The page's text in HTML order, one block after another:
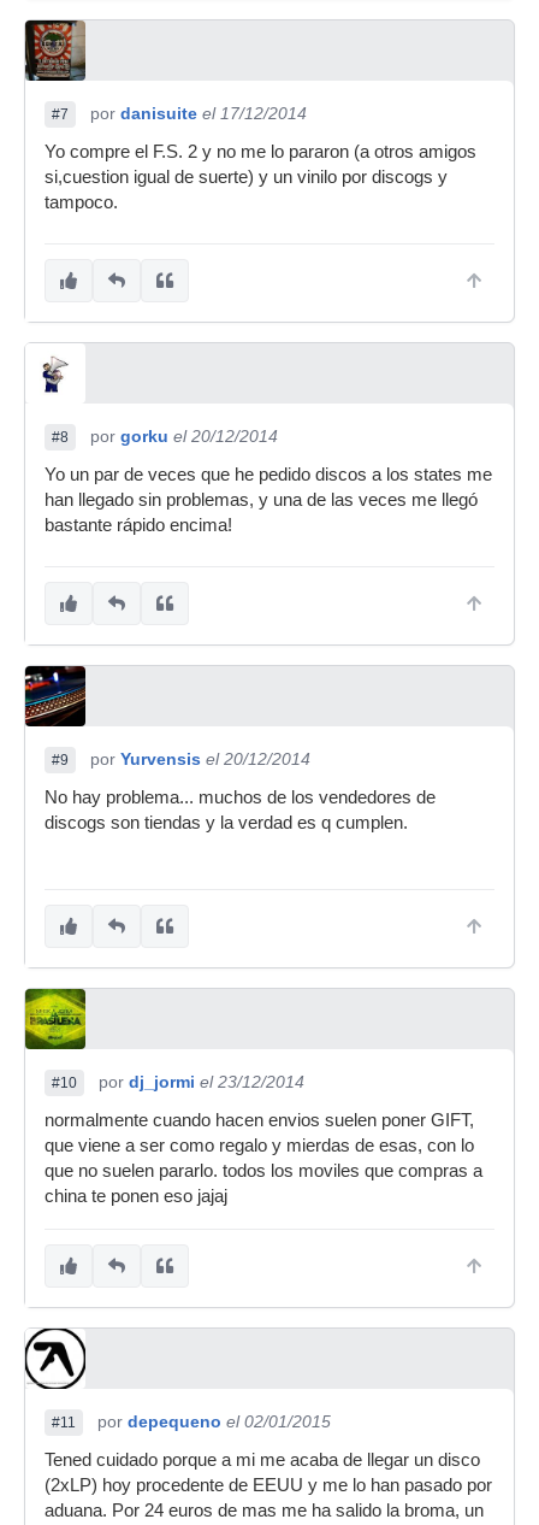
#7 por danisuite el 17/12/2014
Yo compre el F.S. 2 y no me lo pararon (a otros amigos
si,cuestion igual de suerte) y un vinilo por discogs y
tampoco.
#8 por gorku el 20/12/2014
Yo un par de veces que he pedido discos a los states me
han llegado sin problemas, y una de las veces me llegó
bastante rápido encima!
#9 por Yurvensis el 20/12/2014
No hay problema... muchos de los vendedores de
discogs son tiendas y la verdad es q cumplen.
#10 por dj_jormi el 23/12/2014
normalmente cuando hacen envios suelen poner GIFT,
que viene a ser como regalo y mierdas de esas, con lo
que no suelen pararlo. todos los moviles que compras a
china te ponen eso jajaj
#11 por depequeno el 02/01/2015
Tened cuidado porque a mi me acaba de llegar un disco
(2xLP) hoy procedente de EEUU y me lo han pasado por
aduana. Por 24 euros de mas me ha salido la broma, un